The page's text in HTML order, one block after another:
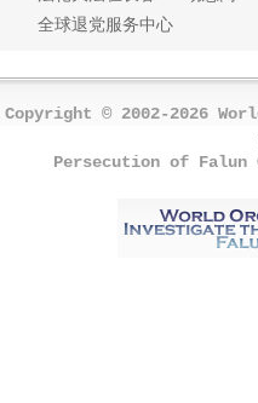
全球退党服务中心
Copyright © 2002-2026
Persecution of Falun